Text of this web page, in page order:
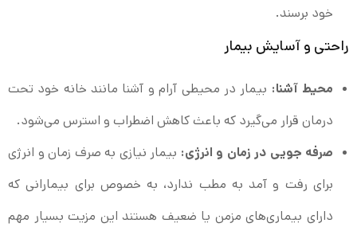
خود برسند.
راحتی و آسایش بیمار
محیط آشنا:بیمار در محیطی آرام و آشنا مانند خانه خود تحت
درمان قرار می‌گیرد که باعث کاهش اضطراب و استرس می‌شود.
صرفه جویی در زمان و انرژی:بیمار نیازی به صرف زمان و انرژی
برای رفت و آمد به مطب ندارد، به خصوص برای بیمارانی که
دارای بیماری‌های مزمن یا ضعیف هستند این مزیت بسیار مهم